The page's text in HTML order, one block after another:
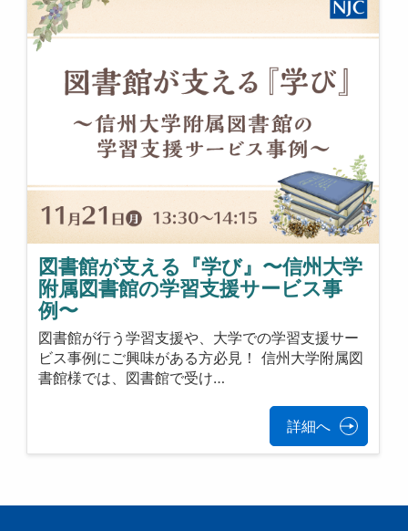
図書館が支える『学び』〜信州大学
附属図書館の学習支援サービス事
例〜
図書館が行う学習支援や、大学での学習支援サー
ビス事例にご興味がある方必見！ 信州大学附属図
書館様では、図書館で受け…
詳細へ